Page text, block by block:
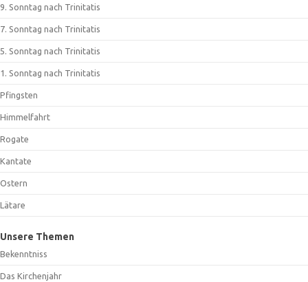
9. Sonntag nach Trinitatis
7. Sonntag nach Trinitatis
5. Sonntag nach Trinitatis
1. Sonntag nach Trinitatis
Pfingsten
Himmelfahrt
Rogate
Kantate
Ostern
Lätare
Unsere Themen
Bekenntniss
Das Kirchenjahr